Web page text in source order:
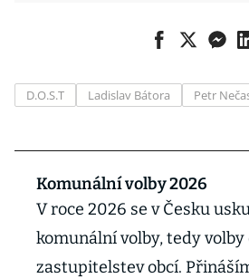
D.O.S.T Ladislav Bátora Petr
Komunální volby 2026
V roce 2026 se v Česku
komunální volby, tedy volby
zastupitelstev obcí.